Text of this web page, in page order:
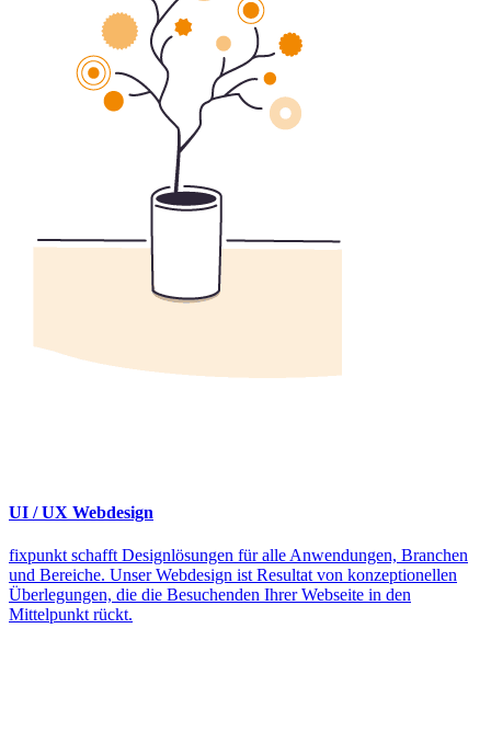
UI / UX Webdesign
fixpunkt schafft Designlösungen für alle Anwendungen, Branchen
und Bereiche. Unser Webdesign ist Resultat von konzeptionellen
Überlegungen, die die Besuchenden Ihrer Webseite in den
Mittelpunkt rückt.